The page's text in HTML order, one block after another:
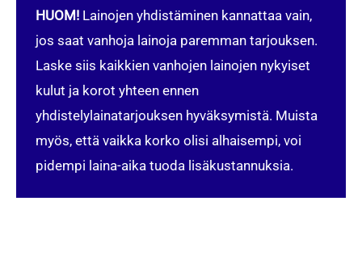
HUOM! Lainojen yhdistäminen kannattaa vain,
jos saat vanhoja lainoja paremman tarjouksen.
Laske siis kaikkien vanhojen lainojen nykyiset
kulut ja korot yhteen ennen
yhdistelylainatarjouksen hyväksymistä. Muista
myös, että vaikka korko olisi alhaisempi, voi
pidempi laina-aika tuoda lisäkustannuksia.